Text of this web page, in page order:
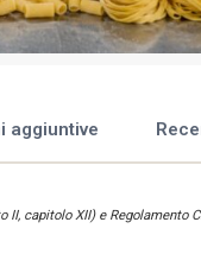
aggiuntive
capitolo XII) e Regolamento